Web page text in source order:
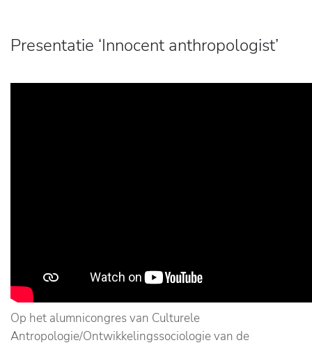
Presentatie ‘Innocent anthropologist’
Op het alumnicongres van Culturele
Antropologie/Ontwikkelingssociologie van de